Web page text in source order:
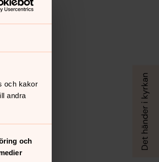
och kakor
andra
och